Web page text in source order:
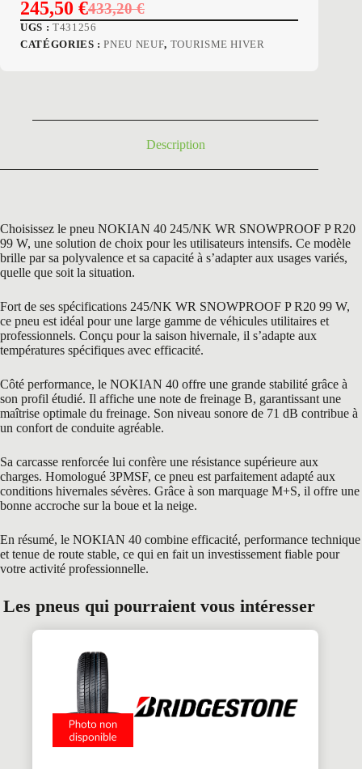
433,20€
Le
prix
245,50 €
Le
prix
UGS : T431256
CATÉGORIES :PNEU NEUF, TOURISME HIVER
Description
Choisissez le pneu NOKIAN 40 245/NK WR SNOWPROOF P R20
99 W, une solution de choix pour les utilisateurs intensifs. Ce modèle
brille par sa polyvalence et sa capacité à s’adapter aux usages variés,
quelle que soit la situation.
Fort de ses spécifications 245/NK WR SNOWPROOF P R20 99 W,
ce pneu est idéal pour une large gamme de véhicules utilitaires et
professionnels. Conçu pour la saison hivernale, il s’adapte aux
températures spécifiques avec efficacité.
Côté performance, le NOKIAN 40 offre une grande stabilité grâce à
son profil étudié. Il affiche une note de freinage B, garantissant une
maîtrise optimale du freinage. Son niveau sonore de 71 dB contribue à
un confort de conduite agréable.
Sa carcasse renforcée lui confère une résistance supérieure aux
charges. Homologué 3PMSF, ce pneu est parfaitement adapté aux
conditions hivernales sévères. Grâce à son marquage M+S, il offre une
bonne accroche sur la boue et la neige.
En résumé, le NOKIAN 40 combine efficacité, performance technique
et tenue de route stable, ce qui en fait un investissement fiable pour
votre activité professionnelle.
Les pneus qui pourraient vous intéresser